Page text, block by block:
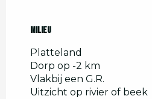
Milieu
Milieu
Platteland
Dorp op -2 km
Vlakbij een G.R.
Uitzicht op rivier of beek